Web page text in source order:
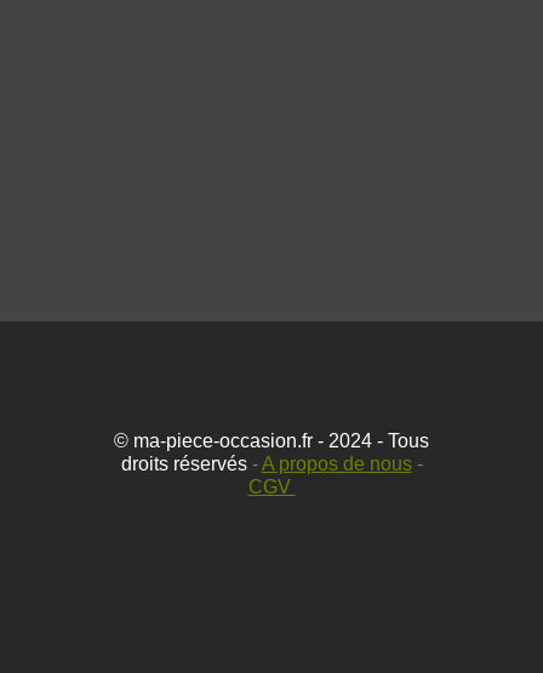
© ma-piece-occasion.fr - 2024 - Tous
droits réservés-A propos de nous-
CGV